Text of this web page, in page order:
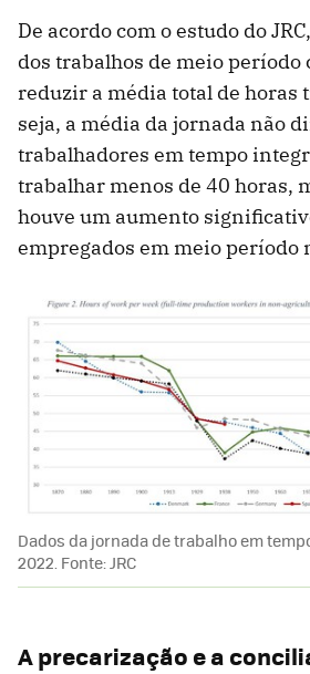
De acordo com o estudo do
dos trabalhos de meio
reduzir a média total de horas
seja, a média da jornada não
trabalhadores em tempo
trabalhar menos de 40 horas,
houve um aumento
empregados em meio período
Dados da jornada de trabalho em
2022. Fonte: JRC
A precarização e a